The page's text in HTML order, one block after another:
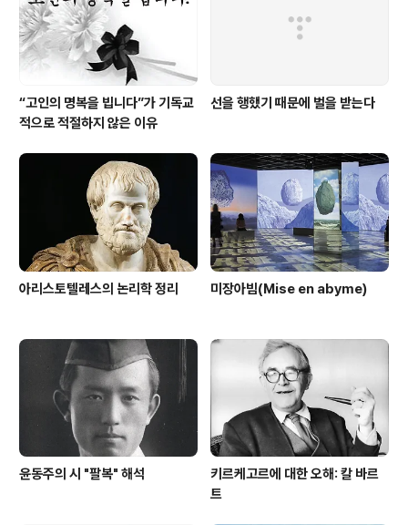
“고인의 명복을 빕니다”가 기독교
적으로 적절하지 않은 이유
선을 행했기 때문에 벌을 받는다
아리스토텔레스의 논리학 정리 미장아빔(Mise en abyme)
윤동주의 시 "팔복" 해석
키르케고르에 대한 오해: 칼 바르
트